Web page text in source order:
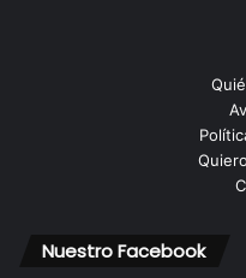
Nuestro Facebook